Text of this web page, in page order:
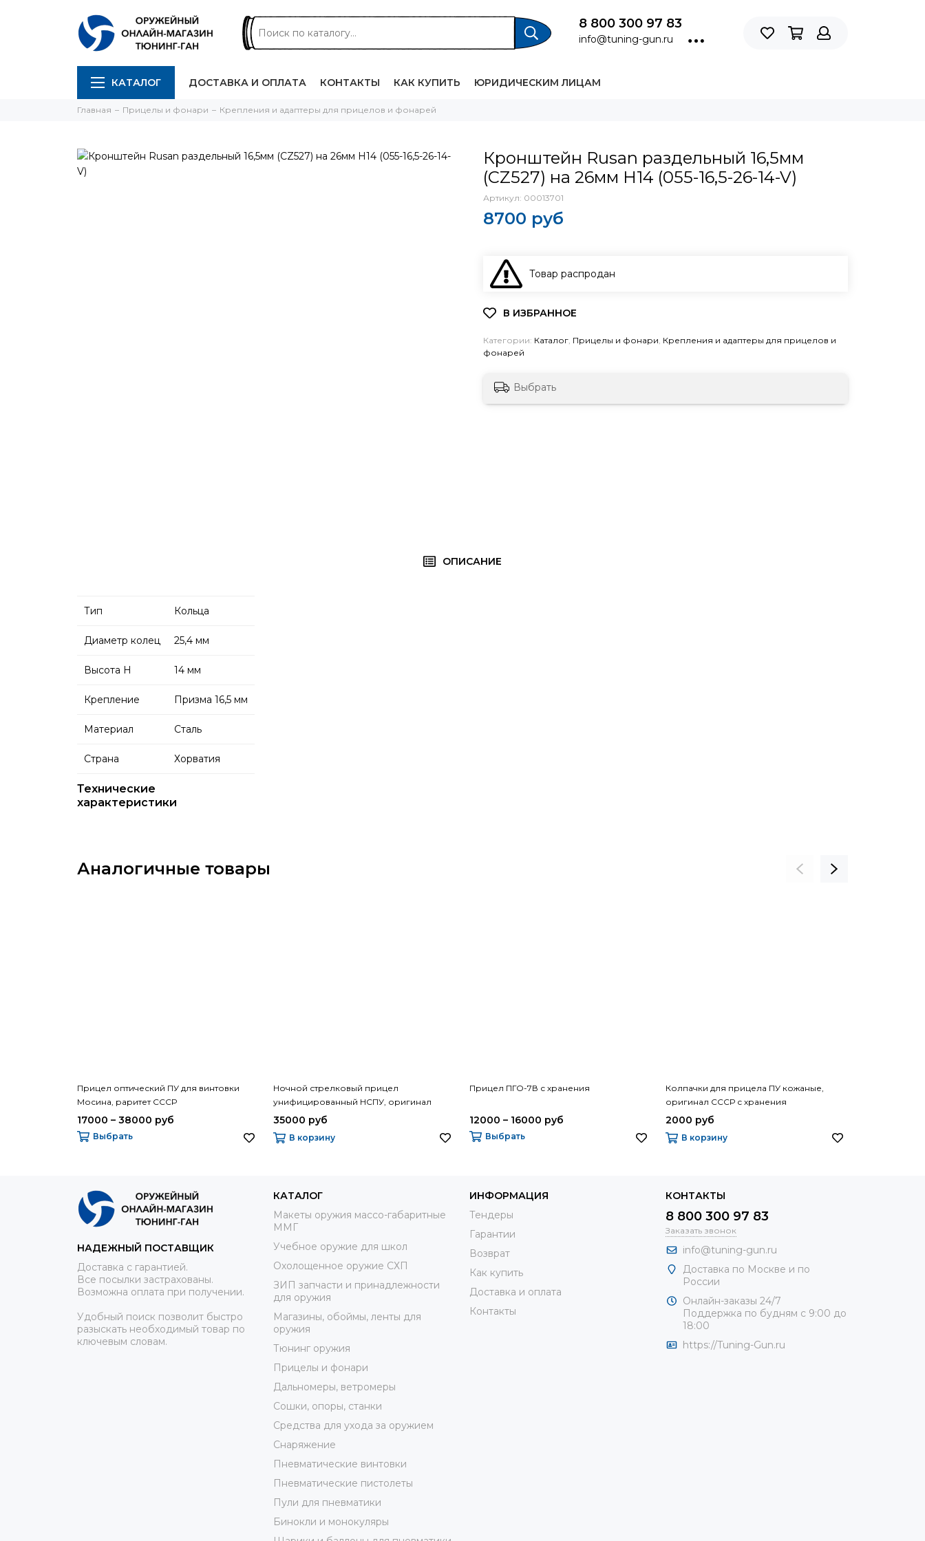
8 800 300 97 83
info@tuning-gun.ru
КАТАЛОГ ДОСТАВКА И ОПЛАТА КОНТАКТЫ КАК КУПИТЬ ЮРИДИЧЕСКИМ ЛИЦАМ
Главная Прицелы и фонари Крепления и адаптеры для прицелов и фонарей
Кронштейн Rusan раздельный 16,5мм
(CZ527) на 26мм H14 (055-16,5-26-14-V)
Артикул: 00013701
8700 руб
Товар распродан
Категории: Каталог, Прицелы и фонари, Крепления и адаптеры для прицелов и
фонарей
Выбрать
ОПИСАНИЕ
Технические
характеристики
Тип Кольца
Диаметр колец 25,4 мм
Высота H 14 мм
Крепление Призма 16,5 мм
Материал Сталь
Страна Хорватия
Аналогичные товары
Прицел оптический ПУ для винтовки
Мосина, раритет СССР
17000 – 38000 руб
Выбрать
Ночной стрелковый прицел
унифицированный НСПУ, оригинал
СССР
35000 руб
В корзину
Прицел ПГО-7В с хранения
12000 – 16000 руб
Выбрать
Колпачки для прицела ПУ кожаные,
оригинал СССР с хранения
2000 руб
В корзину
НАДЕЖНЫЙ ПОСТАВЩИК
Доставка с гарантией.
Все посылки застрахованы.
Возможна оплата при получении.
Удобный поиск позволит быстро
разыскать необходимый товар по
ключевым словам.
КАТАЛОГ
Макеты оружия массо-габаритные
ММГ
Учебное оружие для школ
Охолощенное оружие СХП
ЗИП запчасти и принадлежности
для оружия
Магазины, обоймы, ленты для
оружия
Тюнинг оружия
Прицелы и фонари
Дальномеры, ветромеры
Сошки, опоры, станки
Средства для ухода за оружием
Снаряжение
Пневматические винтовки
Пневматические пистолеты
Пули для пневматики
Бинокли и монокуляры
ИНФОРМАЦИЯ
Тендеры
Гарантии
Возврат
Как купить
Доставка и оплата
Контакты
КОНТАКТЫ
8 800 300 97 83
Заказать звонок
info@tuning-gun.ru
Доставка по Москве и по
России
Онлайн-заказы 24/7
Поддержка по будням с 9:00 до
18:00
https://Tuning-Gun.ru